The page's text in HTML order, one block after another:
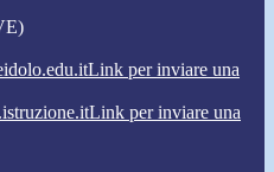
Link per inviare una
Link per inviare una